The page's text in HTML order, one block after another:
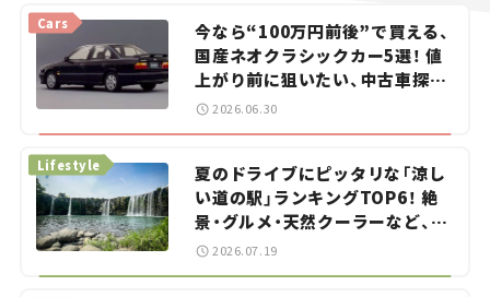
今なら“100万円前後”で買える、
国産ネオクラシックカー5選！ 値
上がり前に狙いたい、中古車探し
をお手伝い――ちょっとイケてるマ
Cars
2026.06.30
夏のドライブにピッタリな「涼し
い道の駅」ランキングTOP6！ 絶
景・グルメ・天然クーラーなど、避
暑におすすめのスポットを紹介
Lifestyle
2026.07.19